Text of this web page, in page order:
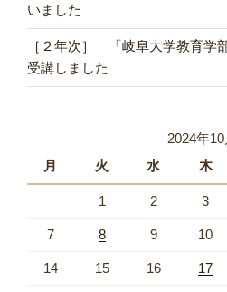
いました
［２年次］ 「岐阜大学教育学
受講しました
2024年10
月
火 水 木
1 2 3
7 8 9 10
14 15 16 17